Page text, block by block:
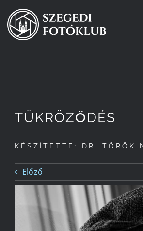
Kihagyás
Pályázatok
Tagjaink
Csatlakozz!
Történetünk
TÜKRÖZŐDÉS
KÉSZÍTETTE: DR. TÖRÖK
Előző